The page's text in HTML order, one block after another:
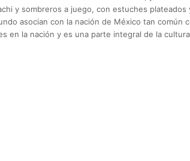
y sombreros a juego, con estuches
asocian con la nación de México tan común
en la nación y es una parte integral de la